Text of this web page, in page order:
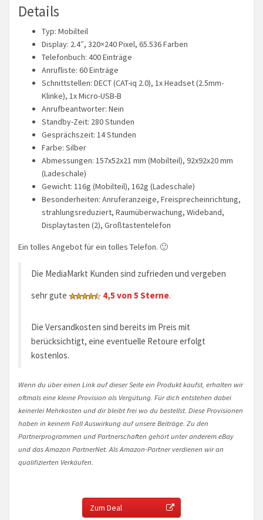
Details
Typ: Mobilteil
Display: 2.4″, 320×240 Pixel, 65.536 Farben
Telefonbuch: 400 Einträge
Anrufliste: 60 Einträge
Schnittstellen: DECT (CAT-iq 2.0), 1x Headset (2.5mm-
Klinke), 1x Micro-USB-B
Anrufbeantworter: Nein
Standby-Zeit: 280 Stunden
Gesprächszeit: 14 Stunden
Farbe: Silber
Abmessungen: 157x52x21 mm (Mobilteil), 92x92x20 mm
(Ladeschale)
Gewicht: 116g (Mobilteil), 162g (Ladeschale)
Besonderheiten: Anruferanzeige, Freisprecheinrichtung,
strahlungsreduziert, Raumüberwachung, Wideband,
Displaytasten (2), Großtastentelefon
Ein tolles Angebot für ein tolles Telefon. 🙂
Die MediaMarkt Kunden sind zufrieden und vergeben
sehr gute
4,5 von 5 Sterne.
Die Versandkosten sind bereits im Preis mit
berücksichtigt, eine eventuelle Retoure erfolgt
kostenlos.
Wenn du über einen Link auf dieser Seite ein Produkt kaufst, erhalten wir
oftmals eine kleine Provision als Vergütung. Für dich entstehen dabei
keinerlei Mehrkosten und dir bleibt frei wo du bestellst. Diese Provisionen
haben in keinem Fall Auswirkung auf unsere Beiträge. Zu den
Partnerprogrammen und Partnerschaften gehört unter anderem eBay
und das Amazon PartnerNet. Als Amazon-Partner verdienen wir an
qualifizierten Verkäufen.
Zum Deal